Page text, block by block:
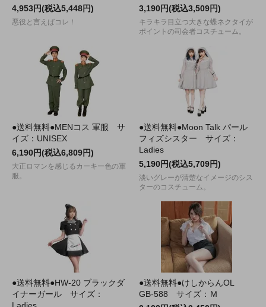
4,953円(税込5,448円)
悪役と言えばコレ！
3,190円(税込3,509円)
キラキラ目立つ大きな蝶ネクタイが
ポイントの司会者コスチューム。
●送料無料●MENコス 軍服 サ
イズ：UNISEX
6,190円(税込6,809円)
大正ロマンを感じるカーキー色の軍
服。
●送料無料●Moon Talk パール
フィズシスター サイズ：
Ladies
5,190円(税込5,709円)
淡いグレーが清楚なイメージのシス
ターのコスチューム。
●送料無料●HW-20 ブラックダ
イナーガール サイズ：
●送料無料●けしからんOL
GB-588 サイズ：Ｍ